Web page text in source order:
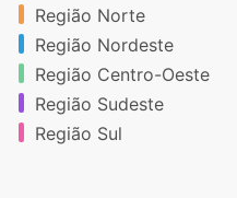
Região Norte
Região Nordeste
Região Centro-Oeste
Região Sudeste
Região Sul